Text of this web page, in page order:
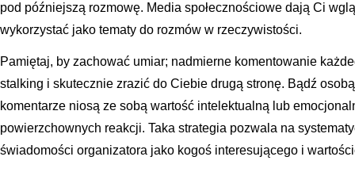
pod późniejszą rozmowę. Media społecznościowe dają Ci
wykorzystać jako tematy do rozmów w rzeczywistości.
Pamiętaj, by zachować umiar; nadmierne komentowanie
stalking i skutecznie zrazić do Ciebie drugą stronę. Bądź
komentarze niosą ze sobą wartość intelektualną lub
powierzchownych reakcji. Taka strategia pozwala na
świadomości organizatora jako kogoś interesującego i